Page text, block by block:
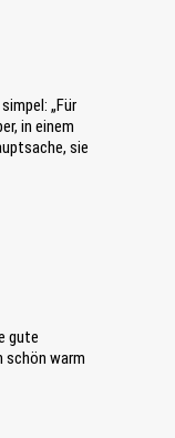
„Für
in einem
sie
gute
schön warm